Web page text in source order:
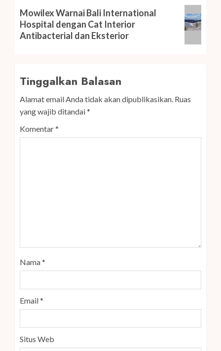
Next
post:
Mowilex Warnai Bali International
Hospital dengan Cat Interior
Antibacterial dan Eksterior
Tinggalkan Balasan
Alamat email Anda tidak akan dipublikasikan. Ruas
yang wajib ditandai*
Komentar*
Nama*
Email*
Situs Web